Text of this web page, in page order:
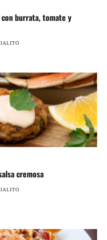
burrata, tomate y
cremosa